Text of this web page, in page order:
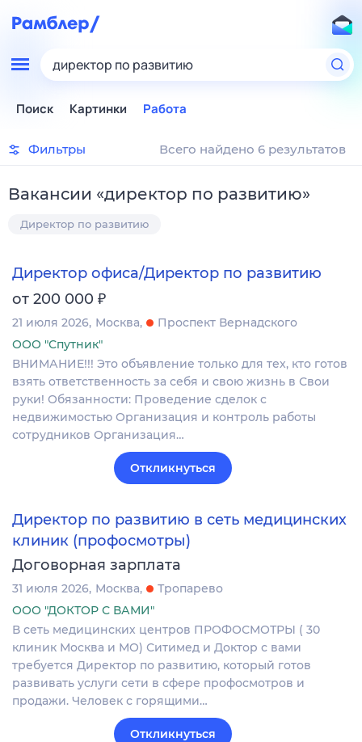
директор по развитию
Поиск Картинки Работа
Фильтры Всего найдено 6 результатов
Вакансии «директор по развитию»
Директор по развитию
Директор офиса/Директор по развитию
от 200 000 ₽
21 июля 2026 Москва
Проспект Вернадского
ООО "Спутник"
ВНИМАНИЕ!!! Это объявление только для тех, кто готов
взять ответственность за себя и свою жизнь в Свои
руки! Обязанности: Проведение сделок с
недвижимостью Организация и контроль работы
сотрудников Организация…
Откликнуться
Директор по развитию в сеть медицинских
клиник (профосмотры)
Договорная зарплата
31 июля 2026 Москва
Тропарево
ООО "ДОКТОР С ВАМИ"
В сеть медицинских центров ПРОФОСМОТРЫ ( 30
клиник Москва и МО) Ситимед и Доктор с вами
требуется Директор по развитию, который готов
развивать услуги сети в сфере профосмотров и
продажи. Человек с горящими…
Откликнуться